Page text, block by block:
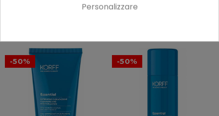
21,90 €
-50% -50%
Personalizzare